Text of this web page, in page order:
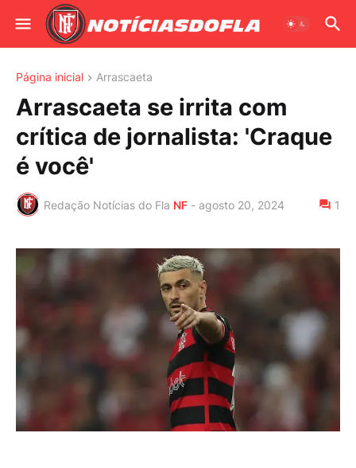
Página inicial Arrascaeta
Arrascaeta se irrita com
crítica de jornalista: 'Craque
é você'
Redação Notícias do Fla NF - agosto 20, 2024 1